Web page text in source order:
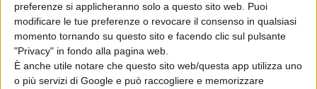
preferenze si applicheranno solo a questo sito web. Puoi
modificare le tue preferenze o revocare il consenso in qualsiasi
momento tornando su questo sito e facendo clic sul pulsante
"Privacy" in fondo alla pagina web.
È anche utile notare che questo sito web/questa app utilizza uno
o più servizi di Google e può raccogliere e memorizzare
PubblicatoMarzo 29, 2022in